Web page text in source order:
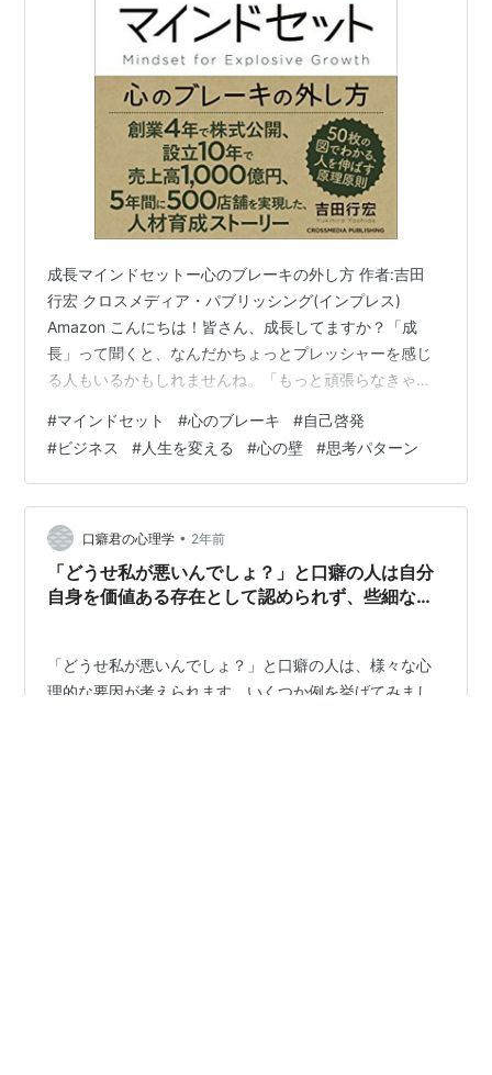
成長マインドセットー心のブレーキの外し方 作者:吉田
行宏 クロスメディア・パブリッシング(インプレス)
Amazon こんにちは！皆さん、成長してますか？「成
長」って聞くと、なんだかちょっとプレッシャーを感じ
る人もいるかもしれませんね。「もっと頑張らなきゃ」
ちゃったりして。私自身も、昔はそうだったんです。で
もね、今回ご紹介する吉田行宏さんの「成長マインドセ
ット ―心のブレーキの外し方」を読んで、成長に対する
考え方がガラッと変わったんです！まさに目から鱗！今
回は、この素敵な一冊を、熱〜くレビューしちゃいます
よ！
#マインドセット #心のブレーキ #自己啓発
#ビジネス #人生を変える #心の壁 #思考パターン
口癖君の心理学 • 2年前
「どうせ私が悪いんでしょ？」と口癖の人は自分
自身を価値ある存在として認められず、些細なミ